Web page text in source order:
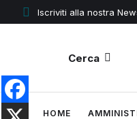
Iscriviti alla nostra
Cerca
HOME